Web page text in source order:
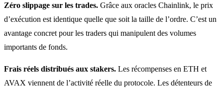
Zéro slippage sur les trades. Grâce aux oracles Chainlink, le prix
d’exécution est identique quelle que soit la taille de l’ordre. C’est un
avantage concret pour les traders qui manipulent des volumes
importants de fonds.
Frais réels distribués aux stakers. Les récompenses en ETH et
AVAX viennent de l’activité réelle du protocole. Les détenteurs de